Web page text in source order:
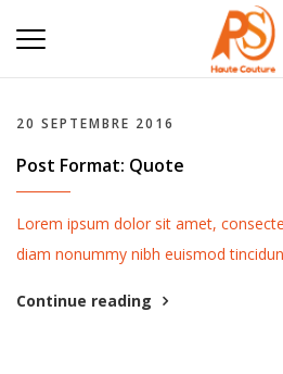
20 SEPTEMBRE 2016
Post Format: Quote
Lorem ipsum dolor sit amet,
diam nonummy nibh euismod
Continue reading